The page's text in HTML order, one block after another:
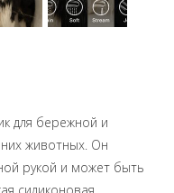
для бережной и
животных. Он
рукой и может быть